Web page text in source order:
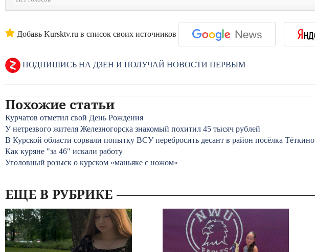
Добавь Kursktv.ru в список своих источников
ПОДПИШИСЬ НА ДЗЕН И ПОЛУЧАЙ НОВОСТИ ПЕРВЫМ
Похожие статьи
Курчатов отметил свой День Рождения
У нетрезвого жителя Железногорска знакомый похитил 45 тысяч рублей
В Курской области сорвали попытку ВСУ перебросить десант в район посёлка Тёткино
Как куряне "за 46" искали работу
Уголовный розыск о курском «маньяке с ножом»
ЕЩЕ В РУБРИКЕ